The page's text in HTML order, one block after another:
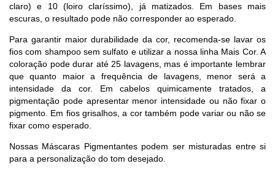
claro) e 10 (loiro claríssimo), já matizados. Em bases mais
escuras, o resultado pode não corresponder ao esperado.
Para garantir maior durabilidade da cor, recomenda-se lavar os
fios com shampoo sem sulfato e utilizar a nossa linha Mais Cor. A
coloração pode durar até 25 lavagens, mas é importante lembrar
que quanto maior a frequência de lavagens, menor será a
intensidade da cor. Em cabelos quimicamente tratados, a
pigmentação pode apresentar menor intensidade ou não fixar o
pigmento. Em fios grisalhos, a cor também pode variar ou não se
fixar como esperado.
Nossas Máscaras Pigmentantes podem ser misturadas entre si
para a personalização do tom desejado.